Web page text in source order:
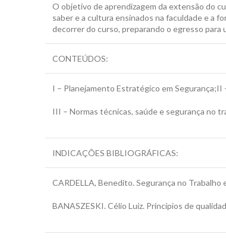
O objetivo de aprendizagem da extensão do
saber e a cultura ensinados na faculdade e a
decorrer do curso, preparando o egresso para
CONTEÚDOS:
I – Planejamento Estratégico em Segurança;II
III – Normas técnicas, saúde e segurança no
INDICAÇÕES BIBLIOGRÁFICAS:
CARDELLA, Benedito. Segurança no
BANASZESKI. Célio Luiz. Princípios de